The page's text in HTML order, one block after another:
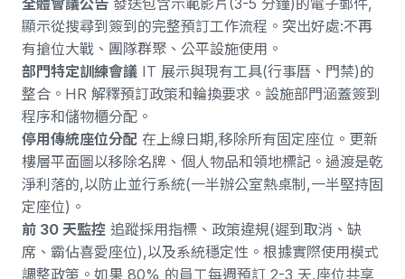
顯示從搜尋到簽到的完整預訂工作流程。突出好處:不再
有搶位大戰、團隊群聚、公平設施使用。
部門特定訓練會議 IT 展示與現有工具(行事曆、門禁)的
整合。HR 解釋預訂政策和輪換要求。設施部門涵蓋簽到
程序和儲物櫃分配。
停用傳統座位分配 在上線日期,移除所有固定座位。更新
樓層平面圖以移除名牌、個人物品和領地標記。過渡是乾
淨利落的,以防止並行系統(一半辦公室熱桌制,一半堅持固
定座位)。
前 30 天監控 追蹤採用指標、政策違規(遲到取消、缺
席、霸佔喜愛座位),以及系統穩定性。根據實際使用模式
調整政策。如果 80% 的員工每週預訂 2-3 天,座位共享